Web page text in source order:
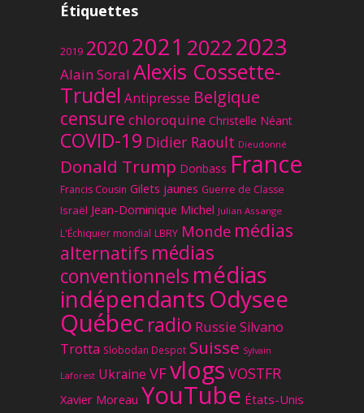
Étiquettes
2019 20202021 20222023
Alain Soral Alexis Cossette-
Trudel Antipresse Belgique
censure chloroquine Christelle Néant
COVID-19 Didier Raoult Dieudonné
Donald Trump Donbass France
Francis Cousin Gilets jaunes Guerre de Classe
Israël Jean-Dominique Michel Julian Assange
L'Échiquier mondial LBRY Monde médias
alternatifs médias
conventionnels médias
indépendantsOdysee
Québec radio Russie Silvano
Trotta Slobodan Despot Suisse Sylvain
Laforest Ukraine VFvlogs VOSTFR
Xavier Moreau YouTube États-Unis